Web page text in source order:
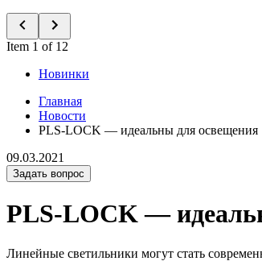
Item 1 of 12
Новинки
Главная
Новости
PLS-LOCK — идеальны для освещения
09.03.2021
Задать вопрос
PLS-LOCK —
Линейные светильники могут стать